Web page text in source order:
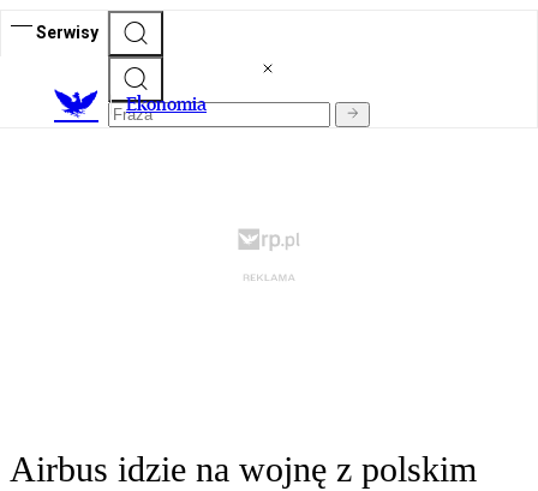
Serwisy
Ekonomia
Airbus idzie na wojnę z polskim